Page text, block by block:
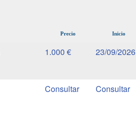
Precio Inicio
1.000 € 23/09/2026